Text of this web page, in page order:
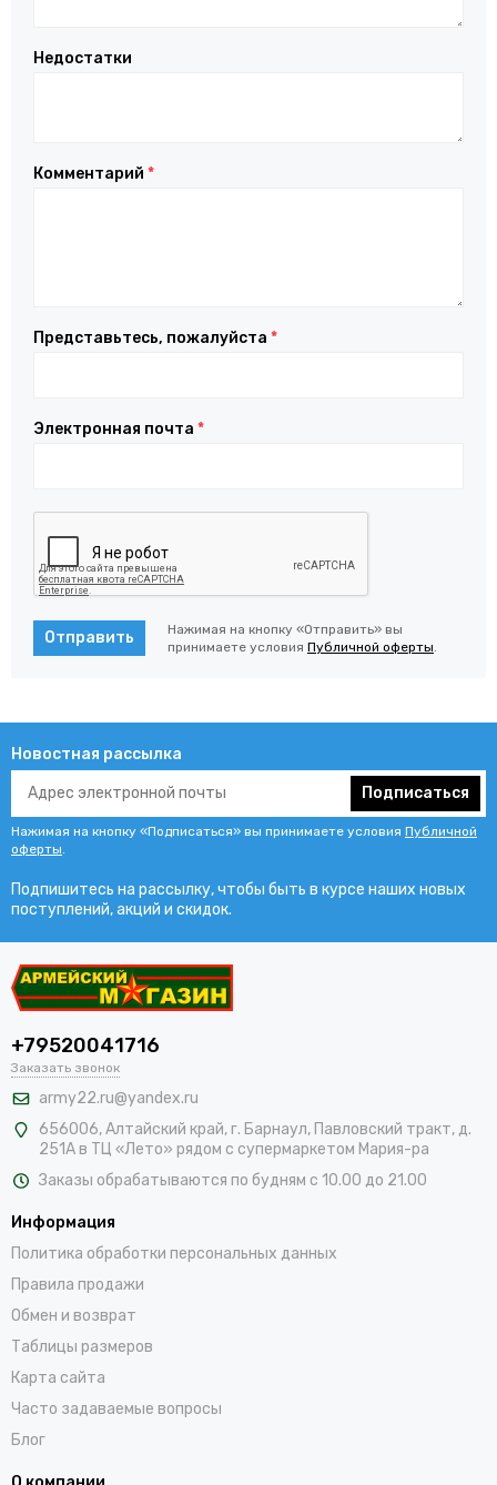
Недостатки
Комментарий *
Представьтесь, пожалуйста *
Электронная почта *
Отправить
Нажимая на кнопку «Отправить» вы
принимаете условия Публичной оферты.
Новостная рассылка
Подписаться
Нажимая на кнопку «Подписаться» вы принимаете условия Публичной
оферты.
Подпишитесь на рассылку, чтобы быть в курсе наших новых
поступлений, акций и скидок.
+79520041716
Заказать звонок
army22.ru@yandex.ru
656006, Алтайский край,г. Барнаул, Павловский тракт, д.
251А в ТЦ «Лето» рядом с супермаркетом Мария-ра
Заказы обрабатываются по будням с 10.00 до 21.00
Информация
Политика обработки персональных данных
Правила продажи
Обмен и возврат
Таблицы размеров
Карта сайта
Часто задаваемые вопросы
Блог